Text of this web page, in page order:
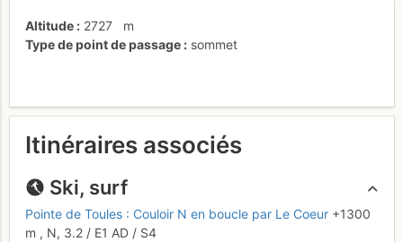
Altitude 2727
m
Type de point de passage
sommet
Itinéraires associés
Ski, surf
Pointe de Toules : Couloir N en boucle par Le Coeur +1300
m , N, 3.2 / E1 AD / S4